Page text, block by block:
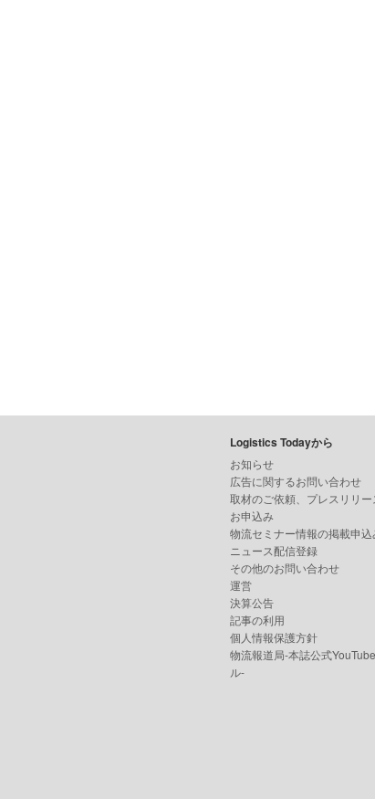
Logistics Todayから
お知らせ
広告に関するお問い合わせ
取材のご依頼、プレスリリ
お申込み
物流セミナー情報の掲載申込
ニュース配信登録
その他のお問い合わせ
運営
決算公告
記事の利用
個人情報保護方針
物流報道局-本誌公式
ル-